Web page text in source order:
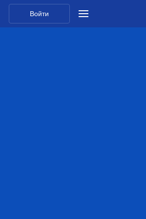
Войти